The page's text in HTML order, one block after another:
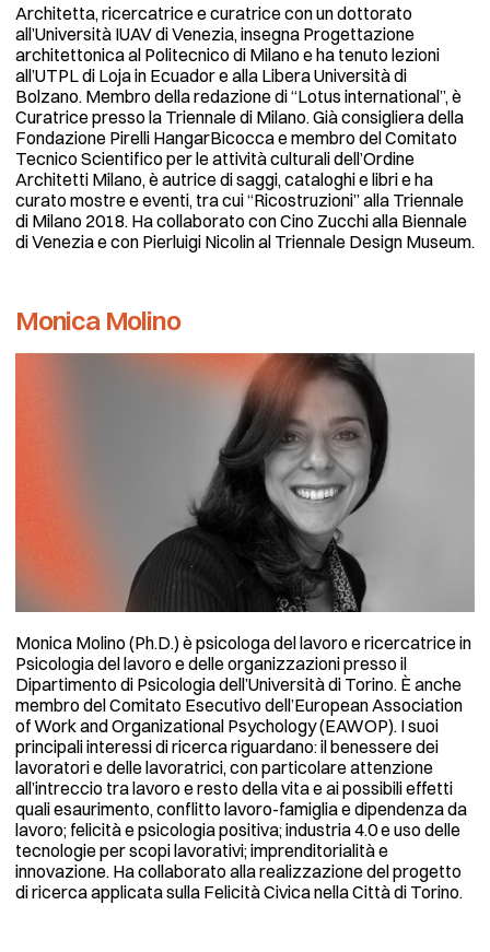
Architetta, ricercatrice e curatrice con un dottorato
all’Università IUAV di Venezia, insegna Progettazione
architettonica al Politecnico di Milano e ha tenuto lezioni
all’UTPL di Loja in Ecuador e alla Libera Università di
Bolzano. Membro della redazione di “Lotus international”, è
Curatrice presso la Triennale di Milano. Già consigliera della
Fondazione Pirelli HangarBicocca e membro del Comitato
Tecnico Scientifico per le attività culturali dell’Ordine
Architetti Milano, è autrice di saggi, cataloghi e libri e ha
curato mostre e eventi, tra cui “Ricostruzioni” alla Triennale
di Milano 2018. Ha collaborato con Cino Zucchi alla Biennale
di Venezia e con Pierluigi Nicolin al Triennale Design Museum.
Monica Molino
Monica Molino (Ph.D.) è psicologa del lavoro e ricercatrice in
Psicologia del lavoro e delle organizzazioni presso il
Dipartimento di Psicologia dell’Università di Torino. È anche
membro del Comitato Esecutivo dell’European Association
of Work and Organizational Psychology (EAWOP). I suoi
principali interessi di ricerca riguardano: il benessere dei
lavoratori e delle lavoratrici, con particolare attenzione
all’intreccio tra lavoro e resto della vita e ai possibili effetti
quali esaurimento, conflitto lavoro-famiglia e dipendenza da
lavoro; felicità e psicologia positiva; industria 4.0 e uso delle
tecnologie per scopi lavorativi; imprenditorialità e
innovazione. Ha collaborato alla realizzazione del progetto
di ricerca applicata sulla Felicità Civica nella Città di Torino.